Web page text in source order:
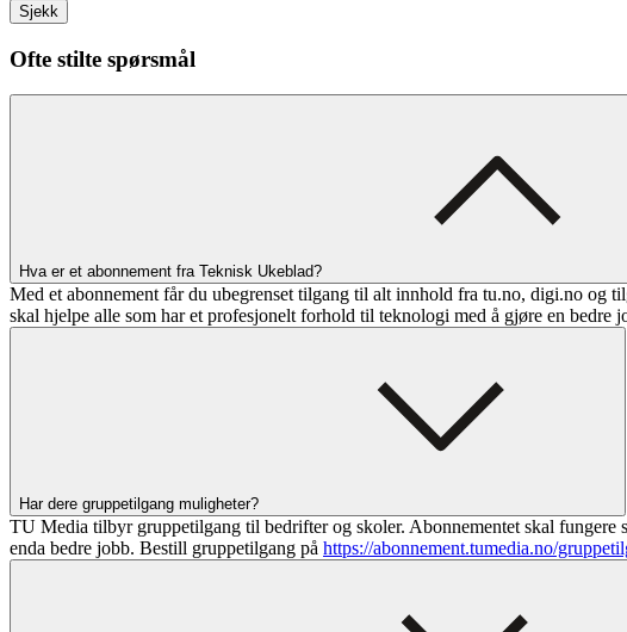
Sjekk
Ofte stilte spørsmål
Hva er et abonnement fra Teknisk Ukeblad?
Med et abonnement får du ubegrenset tilgang til alt innhold fra tu.no, digi.no
skal hjelpe alle som har et profesjonelt forhold til teknologi med å gjøre en bedre
Har dere gruppetilgang muligheter?
TU Media tilbyr gruppetilgang til bedrifter og skoler. Abonnementet skal fungere
enda bedre jobb. Bestill gruppetilgang på https://abonnement.tumedia.no/